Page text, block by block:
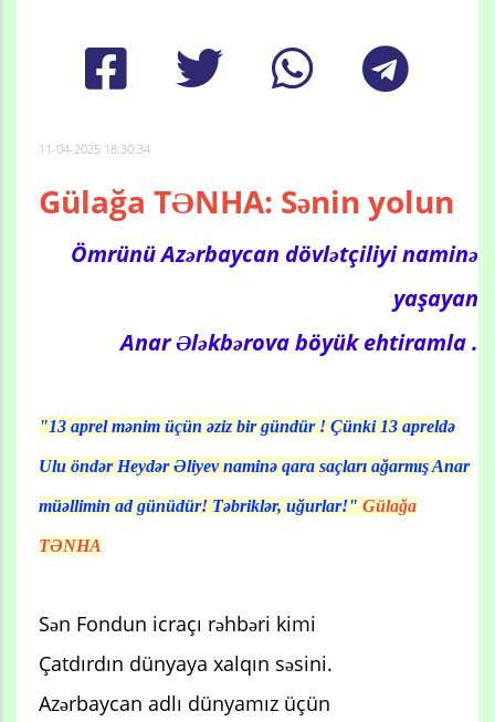
11-04-2025 18:30:34
Gülağa TƏNHA: Sənin yolun
Ömrünü Azərbaycan dövlətçiliyi naminə
yaşayan
Anar Ələkbərova böyük ehtiramla .
"13 aprel mənim üçün əziz bir gündür ! Çünki 13 apreldə
Ulu öndər Heydər Əliyev naminə qara saçları ağarmış Anar
müəllimin ad günüdür! Təbriklər, uğurlar!" Gülağa
TƏNHA
Sən Fondun icraçı rəhbəri kimi
Çatdırdın dünyaya xalqın səsini.
Azərbaycan adlı dünyamız üçün